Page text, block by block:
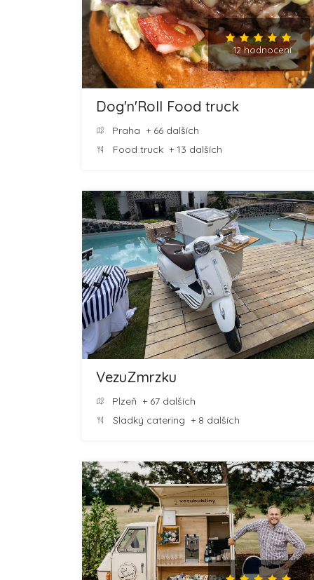
12 hodnocení
Dog'n'Roll Food truck
Praha + 66 dalších
Food truck + 13 dalších
VezuZmrzku
Plzeň + 67 dalších
Sladký catering + 8 dalších